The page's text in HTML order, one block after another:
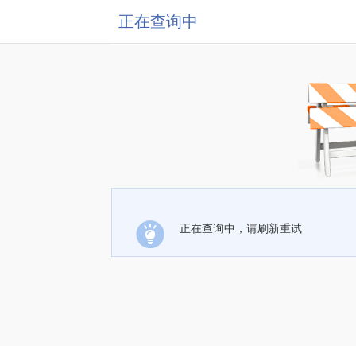
正在查询中
正在查询中，请刷新重试